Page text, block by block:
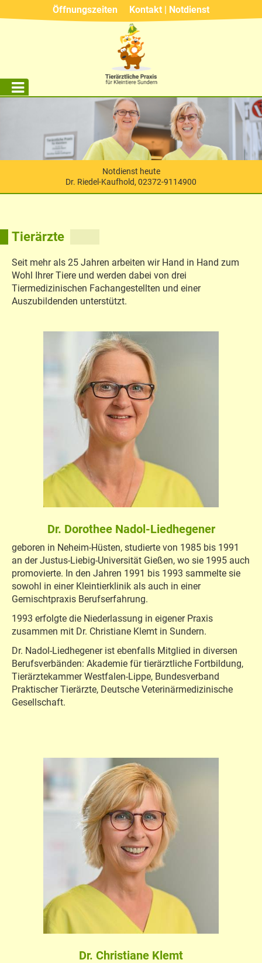
Öffnungszeiten Kontakt | Notdienst
Notdienst heute
Dr. Riedel-Kaufhold, 02372-9114900
Tierärzte
Seit mehr als 25 Jahren arbeiten wir Hand in Hand zum
Wohl Ihrer Tiere und werden dabei von drei
Tiermedizinischen Fachangestellten und einer
Auszubildenden unterstützt.
Dr. Dorothee Nadol-Liedhegener
geboren in Neheim-Hüsten, studierte von 1985 bis 1991
an der Justus-Liebig-Universität Gießen, wo sie 1995 auch
promovierte. In den Jahren 1991 bis 1993 sammelte sie
sowohl in einer Kleintierklinik als auch in einer
Gemischtpraxis Berufserfahrung.
1993 erfolgte die Niederlassung in eigener Praxis
zusammen mit Dr. Christiane Klemt in Sundern.
Dr. Nadol-Liedhegener ist ebenfalls Mitglied in diversen
Berufsverbänden: Akademie für tierärztliche Fortbildung,
Tierärztekammer Westfalen-Lippe, Bundesverband
Praktischer Tierärzte, Deutsche Veterinärmedizinische
Gesellschaft.
Dr. Christiane Klemt